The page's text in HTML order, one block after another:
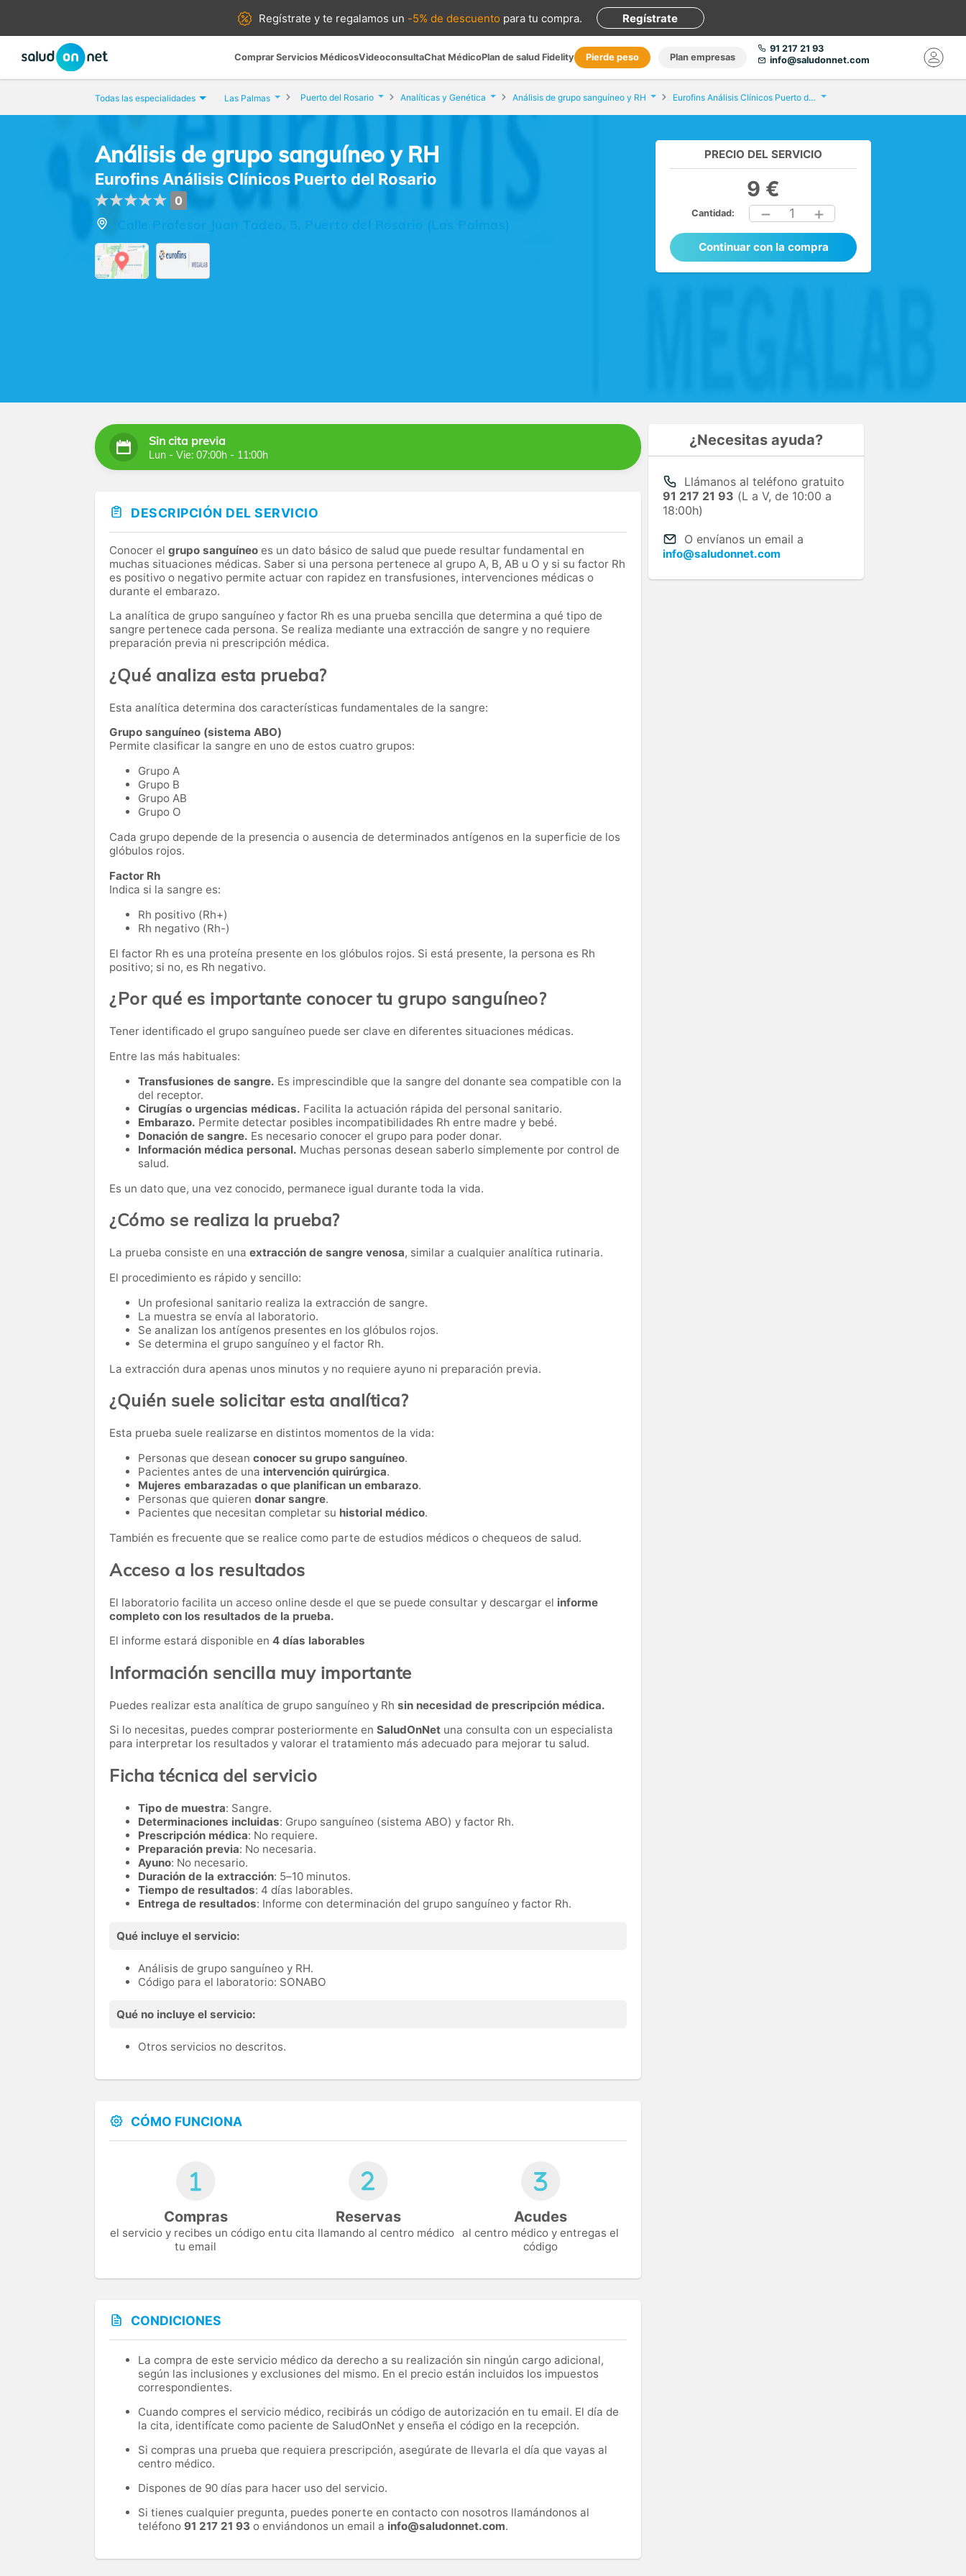
Regístrate yte regalamos un -5% de descuento para tu compra. Regístrate
Comprar Servicios MédicosVideoconsultaChat MédicoPlan de salud Fidelity Pierde peso Plan empresas
91 217 21 93
info@saludonnet.com
Todas las especialidades Las Palmas Puerto del Rosario Analíticas y Genética Análisis de grupo sanguíneo y RH Eurofins Análisis Clínicos Puerto del Rosario
Análisis de grupo sanguíneo y RH
Eurofins Análisis Clínicos Puerto del Rosario
0
Calle Profesor Juan Tadeo, 5, Puerto del Rosario (Las Palmas)
PRECIO DEL SERVICIO
9 €
Cantidad: 1
Continuar con la compra
Sin cita previa
Lun - Vie: 07:00h - 11:00h
DESCRIPCIÓN DEL SERVICIO
Conocer el grupo sanguíneo es un dato básico de salud que puede resultar fundamental en
muchas situaciones médicas. Saber si una persona pertenece al grupo A, B, AB u O y si su factor Rh
es positivo o negativo permite actuar con rapidez en transfusiones, intervenciones médicas o
durante el embarazo.
La analítica de grupo sanguíneo y factor Rh es una prueba sencilla que determina a qué tipo de
sangre pertenece cada persona. Se realiza mediante una extracción de sangre y no requiere
preparación previa ni prescripción médica.
¿Qué analiza esta prueba?
Esta analítica determina dos características fundamentales de la sangre:
Grupo sanguíneo (sistema ABO)
Permite clasificar la sangre en uno de estos cuatro grupos:
Grupo A
Grupo B
Grupo AB
Grupo O
Cada grupo depende de la presencia o ausencia de determinados antígenos en la superficie de los
glóbulos rojos.
Factor Rh
Indica si la sangre es:
Rh positivo (Rh+)
Rh negativo (Rh-)
El factor Rh es una proteína presente en los glóbulos rojos. Si está presente, la persona es Rh
positivo; si no, es Rh negativo.
¿Por qué es importante conocer tu grupo sanguíneo?
Tener identificado el grupo sanguíneo puede ser clave en diferentes situaciones médicas.
Entre las más habituales:
Transfusiones de sangre. Es imprescindible que la sangre del donante sea compatible con la
del receptor.
Cirugías o urgencias médicas. Facilita la actuación rápida del personal sanitario.
Embarazo. Permite detectar posibles incompatibilidades Rh entre madre y bebé.
Donación de sangre. Es necesario conocer el grupo para poder donar.
Información médica personal. Muchas personas desean saberlo simplemente por control de
salud.
Es un dato que, una vez conocido, permanece igual durante toda la vida.
¿Cómo se realiza la prueba?
La prueba consiste en una extracción de sangre venosa, similar a cualquier analítica rutinaria.
El procedimiento es rápido y sencillo:
Un profesional sanitario realiza la extracción de sangre.
La muestra se envía al laboratorio.
Se analizan los antígenos presentes en los glóbulos rojos.
Se determina el grupo sanguíneo y el factor Rh.
La extracción dura apenas unos minutos y no requiere ayuno ni preparación previa.
¿Quién suele solicitar esta analítica?
Esta prueba suele realizarse en distintos momentos de la vida:
Personas que desean conocer su grupo sanguíneo.
Pacientes antes de una intervención quirúrgica.
Mujeres embarazadas o que planifican un embarazo.
Personas que quieren donar sangre.
Pacientes que necesitan completar su historial médico.
También es frecuente que se realice como parte de estudios médicos o chequeos de salud.
Acceso a los resultados
El laboratorio facilita un acceso online desde el que se puede consultar y descargar el informe
completo con los resultados de la prueba.
El informe estará disponible en 4 días laborables
Información sencilla muy importante
Puedes realizar esta analítica de grupo sanguíneo y Rh sin necesidad de prescripción médica.
Si lo necesitas, puedes comprar posteriormente en SaludOnNet una consulta con un especialista
para interpretar los resultados y valorar el tratamiento más adecuado para mejorar tu salud.
Ficha técnica del servicio
Tipo de muestra: Sangre.
Determinaciones incluidas: Grupo sanguíneo (sistema ABO) y factor Rh.
Prescripción médica: No requiere.
Preparación previa: No necesaria.
Ayuno: No necesario.
Duración de la extracción: 5–10 minutos.
Tiempo de resultados: 4 días laborables.
Entrega de resultados: Informe con determinación del grupo sanguíneo y factor Rh.
Qué incluye el servicio:
Análisis de grupo sanguíneo y RH.
Código para el laboratorio: SONABO
Qué no incluye el servicio:
Otros servicios no descritos.
CÓMO FUNCIONA
Compras
el servicio y recibes un código en
tu email
Reservas
tu cita llamando al centro médico
Acudes
al centro médico y entregas el
código
CONDICIONES
La compra de este servicio médico da derecho a su realización sin ningún cargo adicional,
según las inclusiones y exclusiones del mismo. En el precio están incluidos los impuestos
correspondientes.
Cuando compres el servicio médico, recibirás un código de autorización en tu email. El día de
la cita, identifícate como paciente de SaludOnNet y enseña el código en la recepción.
Si compras una prueba que requiera prescripción, asegúrate de llevarla el día que vayas al
centro médico.
Dispones de 90 días para hacer uso del servicio.
Si tienes cualquier pregunta, puedes ponerte en contacto con nosotros llamándonos al
teléfono 91 217 21 93 o enviándonos un email a info@saludonnet.com.
¿Necesitas ayuda?
Llámanos al teléfono gratuito
91 217 21 93 (L a V, de 10:00 a
18:00h)
O envíanos un email a
info@saludonnet.com